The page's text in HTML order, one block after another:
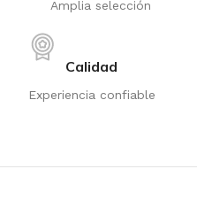
Amplia selección
Calidad
Experiencia confiable